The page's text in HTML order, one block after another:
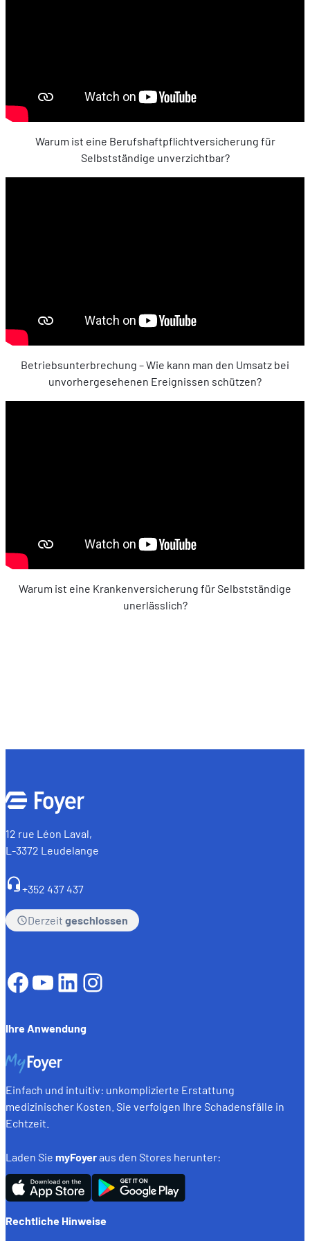
Warum ist eine Berufshaftpflichtversicherung für
Selbstständige unverzichtbar?
Betriebsunterbrechung – Wie kann man den Umsatz bei
unvorhergesehenen Ereignissen schützen?
Warum ist eine Krankenversicherung für Selbstständige
unerlässlich?
12 rue Léon Laval,
L-3372 Leudelange
+352 437 437
Derzeit geschlossen
Facebook
YouTube
LinkedIn
Instagram
Ihre Anwendung
Einfach und intuitiv: unkomplizierte Erstattung
medizinischer Kosten. Sie verfolgen Ihre Schadensfälle in
Echtzeit.
Laden Sie myFoyeraus den Stores herunter:
Rechtliche Hinweise